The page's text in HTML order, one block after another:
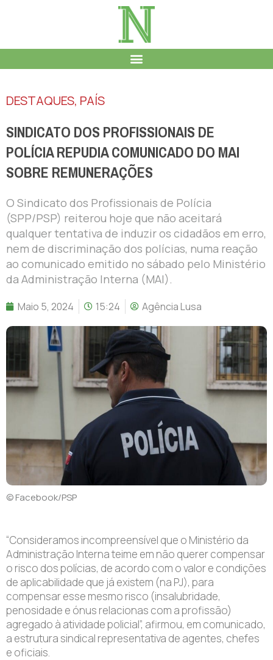
DESTAQUES, PAÍS
SINDICATO DOS PROFISSIONAIS DE
POLÍCIA REPUDIA COMUNICADO DO MAI
SOBRE REMUNERAÇÕES
O Sindicato dos Profissionais de Polícia
(SPP/PSP) reiterou hoje que não aceitará
qualquer tentativa de induzir os cidadãos em erro,
nem de discriminação dos polícias, numa reação
ao comunicado emitido no sábado pelo Ministério
da Administração Interna (MAI).
Maio 5, 2024 15:24 Agência Lusa
© Facebook/PSP
“Consideramos incompreensível que o Ministério da
Administração Interna teime em não querer compensar
o risco dos polícias, de acordo com o valor e condições
de aplicabilidade que já existem (na PJ), para
compensar esse mesmo risco (insalubridade,
penosidade e ónus relacionas com a profissão)
agregado à atividade policial”, afirmou, em comunicado,
a estrutura sindical representativa de agentes, chefes
e oficiais.